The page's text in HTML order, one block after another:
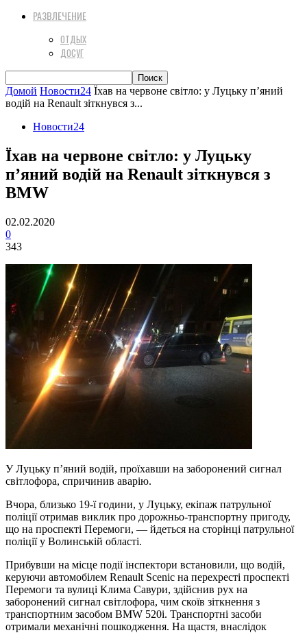
РАЗВЛЕЧЕНИЕ
ОТДЫХ
ДОСУГ
Домой Новости24 Їхав на червоне світло: у Луцьку п’яний
водій на Renault зіткнувся з...
Новости24
Їхав на червоне світло: у Луцьку
п’яний водій на Renault зіткнувся з
BMW
02.02.2020
0
343
У Луцьку п’яний водій, проїхавши на заборонений сигнал
світлофора, спричинив аварію.
Вчора, близько 19-ї години, у Луцьку, екіпаж патрульної
поліції отримав виклик про дорожньо-транспортну пригоду,
що на проспекті Перемоги, — йдеться на сторінці патрульної
поліції у Волинській області.
Прибувши на місце події інспектори встановили, що водій,
керуючи автомобілем Renault Scenic на перехресті проспекті
Перемоги та вулиці Клима Савури, здійснив рух на
заборонений сигнал світлофора, чим скоїв зіткнення з
транспортним засобом BMW 520i. Транспортні засоби
отримали механічні пошкодження. На щастя, внаслідок